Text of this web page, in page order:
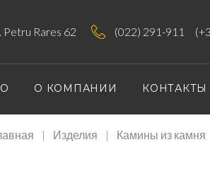
Petru Rares 62 (022) 291-911
О КОМПАНИИ КОНТАКТЫ
| Изделия | Камины из камня